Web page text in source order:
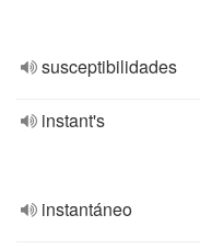
susceptibilidades
instant's
instantáneo